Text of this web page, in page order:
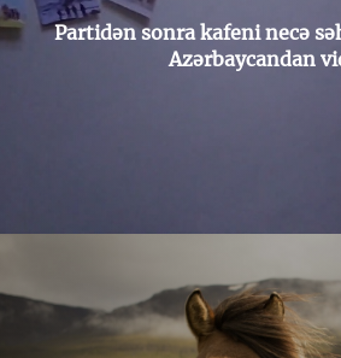
Partidən sonra kafeni necə
Azərbaycandan